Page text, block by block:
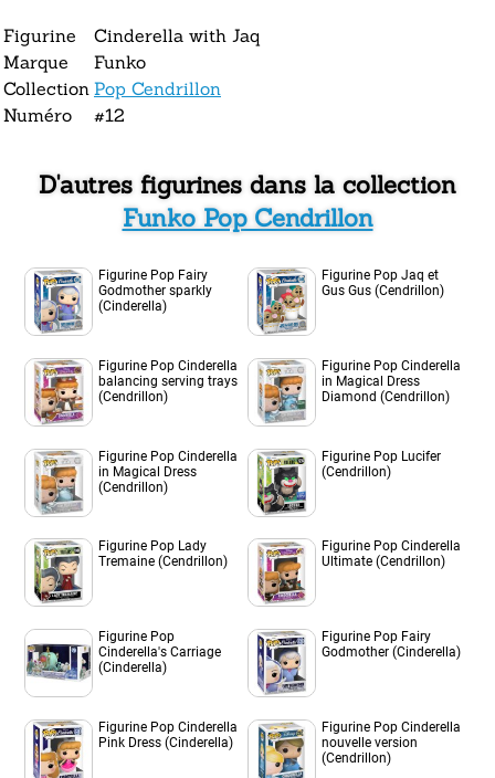
Figurine
Cinderella with Jaq
Marque
Funko
Collection Pop Cendrillon
Numéro
#12
D'autres figurines dans la collection
Funko Pop Cendrillon
Figurine Pop Fairy
Godmother sparkly
(Cinderella)
Figurine Pop Jaq et
Gus Gus (Cendrillon)
Figurine Pop Cinderella
balancing serving trays
(Cendrillon)
Figurine Pop Cinderella
in Magical Dress
Diamond (Cendrillon)
Figurine Pop Cinderella
in Magical Dress
(Cendrillon)
Figurine Pop Lucifer
(Cendrillon)
Figurine Pop Lady
Tremaine (Cendrillon)
Figurine Pop Cinderella
Ultimate (Cendrillon)
Figurine Pop
Cinderella's Carriage
(Cinderella)
Figurine Pop Fairy
Godmother (Cinderella)
Figurine Pop Cinderella
Pink Dress (Cinderella)
Figurine Pop Cinderella
nouvelle version
(Cendrillon)